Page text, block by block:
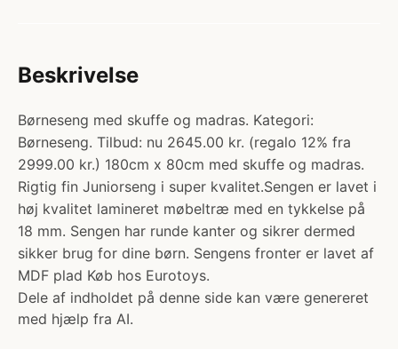
Beskrivelse
Børneseng med skuffe og madras. Kategori:
Børneseng. Tilbud: nu 2645.00 kr. (regalo 12% fra
2999.00 kr.) 180cm x 80cm med skuffe og madras.
Rigtig fin Juniorseng i super kvalitet.Sengen er lavet i
høj kvalitet lamineret møbeltræ med en tykkelse på
18 mm. Sengen har runde kanter og sikrer dermed
sikker brug for dine børn. Sengens fronter er lavet af
MDF plad Køb hos Eurotoys.
Dele af indholdet på denne side kan være genereret
med hjælp fra AI.